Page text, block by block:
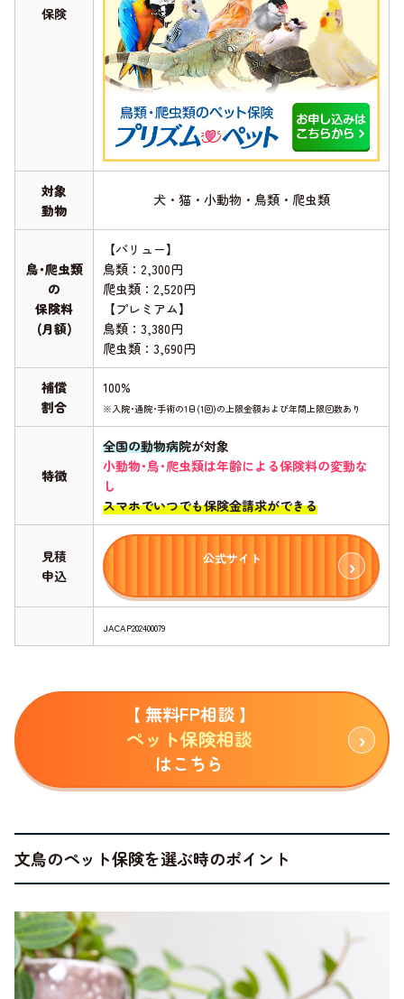
保険
対象
動物
犬・猫・小動物・鳥類・爬虫類
鳥･爬虫類
の
保険料
(月額)
【バリュー】
鳥類：2,300円
爬虫類：2,520円
【プレミアム】
鳥類：3,380円
爬虫類：3,690円
補償
割合
100%
※入院･通院･手術の1日(1回)の上限金額および年間上限回数あり
特徴
全国の動物病院が対象
小動物･鳥･爬虫類は年齢による保険料の変動な
し
スマホでいつでも保険金請求ができる
見積
申込
公式サイト
JACAP202400079
【 無料FP相談 】
ペット保険相談
はこちら
文鳥のペット保険を選ぶ時のポイント